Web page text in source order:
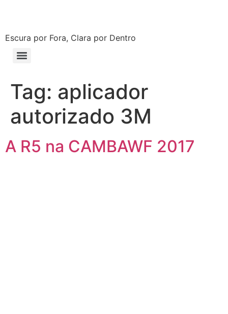
Escura por Fora, Clara por Dentro
Tag: aplicador
autorizado 3M
A R5 na CAMBAWF 2017